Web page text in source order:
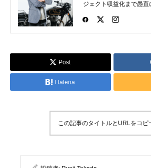
ジェクト収益化まで愚
った時の名残。バイクと
技が好き。
Post
Hatena
この記事のタイトルとURLをコピ